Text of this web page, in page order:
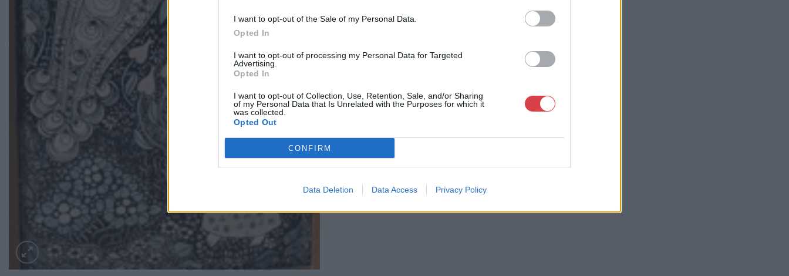
I want to opt-out of the Sale of my Personal Data.
Opted In
I want to opt-out of processing my Personal Data for Targeted
Advertising.
Opted In
I want to opt-out of Collection, Use, Retention, Sale, and/or Sharing
of my Personal Data that Is Unrelated with the Purposes for which it
was collected.
Opted Out
CONFIRM
Data Deletion Data Access Privacy Policy